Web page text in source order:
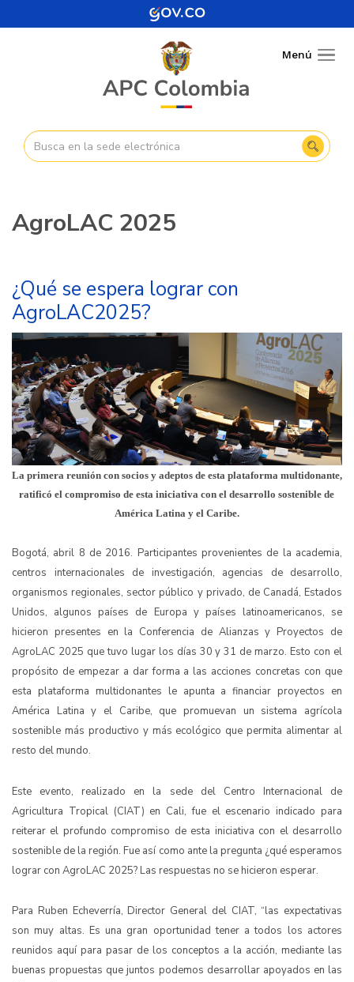
al
Menú
AgroLAC 2025
¿Qué se espera lograr con
AgroLAC2025?
La primera reunión con socios y adeptos de esta plataforma multidonante,
ratificó el compromiso de esta iniciativa con el desarrollo sostenible de
América Latina y el Caribe.
Bogotá, abril 8 de 2016. Participantes provenientes de la academia,
centros internacionales de investigación, agencias de desarrollo,
organismos regionales, sector público y privado, de Canadá, Estados
Unidos, algunos países de Europa y países latinoamericanos, se
hicieron presentes en la Conferencia de Alianzas y Proyectos de
AgroLAC 2025 que tuvo lugar los días 30 y 31 de marzo. Esto con el
propósito de empezar a dar forma a las acciones concretas con que
esta plataforma multidonantes le apunta a financiar proyectos en
América Latina y el Caribe, que promuevan un sistema agrícola
sostenible más productivo y más ecológico que permita alimentar al
resto del mundo.
Este evento, realizado en la sede del Centro Internacional de
Agricultura Tropical (CIAT) en Cali, fue el escenario indicado para
reiterar el profundo compromiso de esta iniciativa con el desarrollo
sostenible de la región. Fue así como ante la pregunta ¿qué esperamos
lograr con AgroLAC 2025? Las respuestas no se hicieron esperar.
Para Ruben Echeverría, Director General del CIAT, “las expectativas
son muy altas. Es una gran oportunidad tener a todos los actores
reunidos aquí para pasar de los conceptos a la acción, mediante las
buenas propuestas que juntos podemos desarrollar apoyados en las